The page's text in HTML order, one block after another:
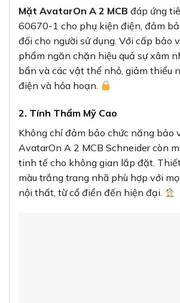
Mặt AvatarOn A 2 MCB đáp ứng
60670-1 cho phụ kiện điện, đảm
đối cho người sử dụng. Với cấp bảo
phẩm ngăn chặn hiệu quả sự xâm
bẩn và các vật thể nhỏ, giảm thiểu
điện và hỏa hoạn.
2. Tính Thẩm Mỹ Cao
Không chỉ đảm bảo chức năng bảo
AvatarOn A 2 MCB Schneider còn
tinh tế cho không gian lắp đặt.
màu trắng trang nhã phù hợp với
nội thất, từ cổ điển đến hiện đại.